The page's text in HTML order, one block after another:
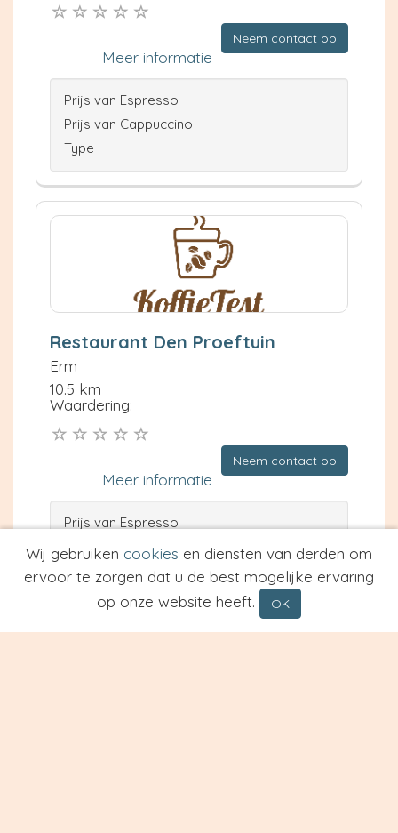
Neem contact op
Meer informatie
Prijs van Espresso
Prijs van Cappuccino
Type
Restaurant Den Proeftuin
Erm
10.5 km
Waardering:
Neem contact op
Meer informatie
Prijs van Espresso
Prijs van Cappuccino
Type
Wij gebruiken cookies en diensten van derden om
ervoor te zorgen dat u de best mogelijke ervaring
op onze website heeft.
OK